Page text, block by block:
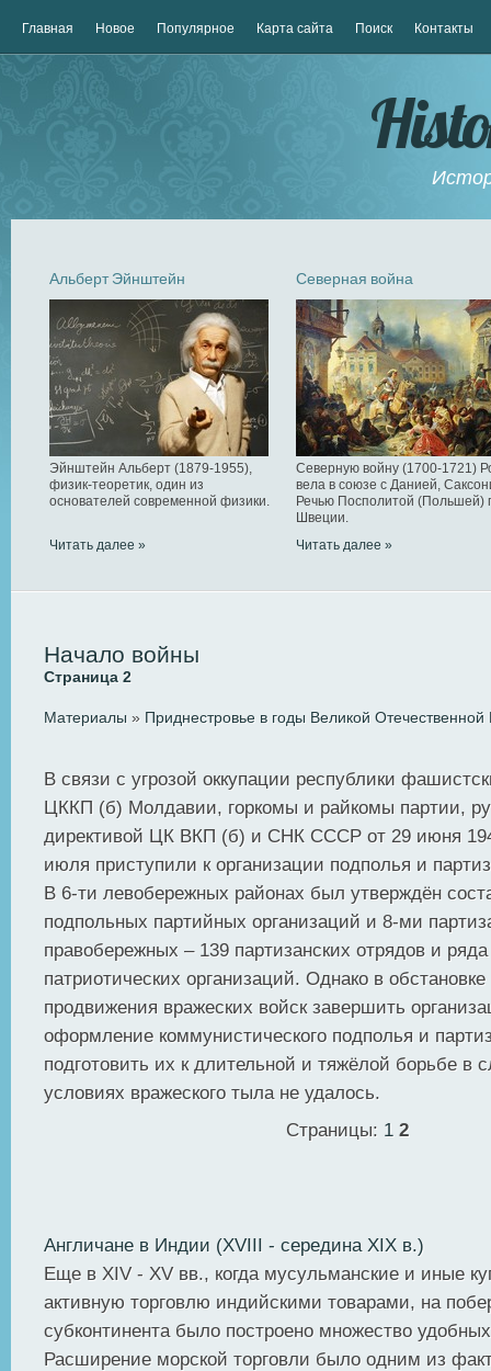
Главная Новое Популярное Карта сайта Поиск Контакты
Альберт Эйнштейн
Эйнштейн Альберт (1879-1955),
физик-теоретик, один из
основателей современной физики.
Читать далее »
Северная война
Северную войну (1700-1721)
вела в союзе с Данией,
Речью Посполитой (Польшей)
Швеции.
Читать далее »
Начало войны
Страница 2
Материалы » Приднестровье в годы Великой
В связи с угрозой оккупации республики
ЦККП (б) Молдавии, горкомы и райкомы партии,
директивой ЦК ВКП (б) и СНК СССР от 29 июня
июля приступили к организации подполья и
В 6-ти левобережных районах был утверждён
подпольных партийных организаций и 8-ми
правобережных – 139 партизанских отрядов и
патриотических организаций. Однако в обстановке
продвижения вражеских войск завершить
оформление коммунистического подполья и
подготовить их к длительной и тяжёлой борьбе в
условиях вражеского тыла не удалось.
Страницы: 1 2
Англичане в Индии (XVIII - середина XIX в.)
Еще в XIV - XV вв., когда мусульманские и иные
активную торговлю индийскими товарами, на
субконтинента было построено множество
Расширение морской торговли было одним из